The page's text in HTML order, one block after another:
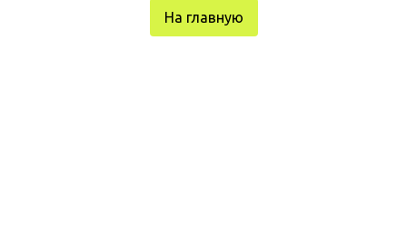
На главную